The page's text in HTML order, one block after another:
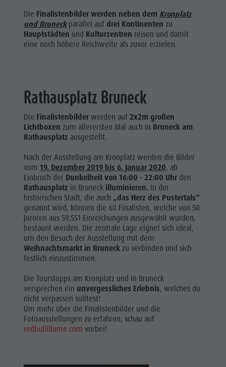
Die Finalistenbilder werden neben dem Kronplatz
und Bruneckparallel aufdrei Kontinenten zu
Hauptstädten und Kulturzentren reisen und damit
eine noch höhere Reichweite als zuvor erzielen.
Rathausplatz Bruneck
Die Finalistenbilder werden auf2x2m großen
Lichtboxen zum allerersten Mal auch in Bruneck am
Rathausplatz ausgestellt.
Nach der Ausstellung am Kronplatz werden die Bilder
vom19. Dezember 2019 bis 6. Januar 2020, ab
Einbruch der Dunkelheit von 16:00 - 22:00 Uhr den
Rathausplatz in Bruneck illuminieren. In der
historischen Stadt, die auch „das Herz des Pustertals“
genannt wird, können die 60 Finalisten, welche von 50
Juroren aus 59,551 Einreichungen ausgewählt wurden,
bestaunt werden. Die zentrale Lage eignet sich ideal,
um den Besuch der Ausstellung mit dem
Weihnachtsmarkt in Bruneck zu verbinden und sich
festlich einzustimmen.
Die Tourstopps am Kronplatz und in Bruneck
versprechen ein unvergessliches Erlebnis, welches du
nicht verpassen solltest!
Um mehr über die Finalistenbilder und die
Fotoausstellungen zu erfahren, schau auf
redbullillume.com vorbei!